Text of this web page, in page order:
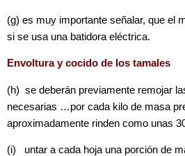
(g) es muy importante señalar, que el
si se usa una batidora eléctrica.
Envoltura y cocido de los tamales
(h) se deberán previamente remojar
necesarias …por cada kilo de masa
aproximadamente rinden como unas
(i) untar a cada hoja una porción de